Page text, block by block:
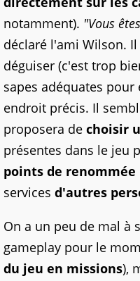
notamment). "Vous
déclaré l'ami Wilson.
déguiser (c'est trop
sapes adéquates
endroit précis. Il
proposera de choisir
présentes dans le jeu
points de renommée
services d'autres
On a un peu de mal à
gameplay pour le
du jeu en missions),